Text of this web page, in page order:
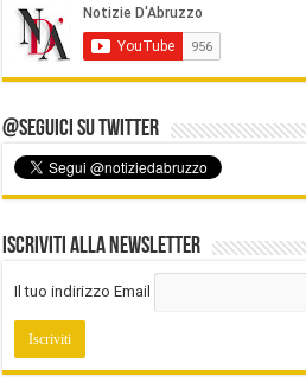
@Seguici su Twitter
Iscriviti alla Newsletter
Il tuo indirizzo Email